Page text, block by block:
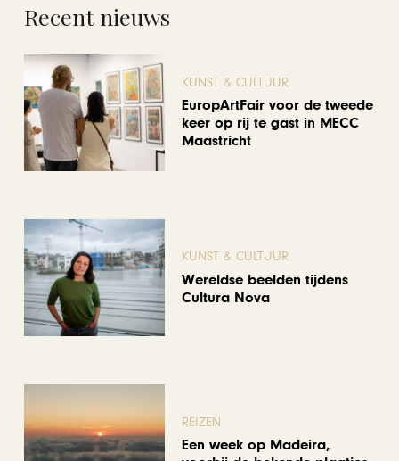
Recent nieuws
KUNST & CULTUUR
EuropArtFair voor de tweede
keer op rij te gast in MECC
Maastricht
KUNST & CULTUUR
Wereldse beelden tijdens
Cultura Nova
REIZEN
Een week op Madeira,